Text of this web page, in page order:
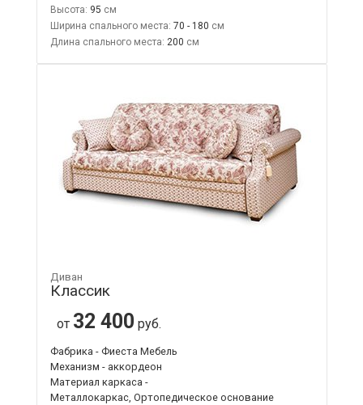
Высота: 95
Ширина спального места: 70 - 180
Длина спального места: 200
Диван
Классик
от 32 400 руб.
Фабрика - Фиеста Мебель
Механизм - аккордеон
Материал каркаса -
Металлокаркас, Ортопедическое основание